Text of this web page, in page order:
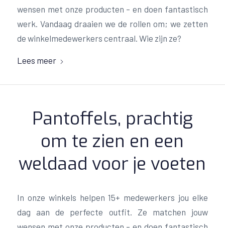
wensen met onze producten – en doen fantastisch
werk. Vandaag draaien we de rollen om; we zetten
de winkelmedewerkers centraal. Wie zijn ze?
Lees meer
Pantoffels, prachtig
om te zien en een
weldaad voor je voeten
In onze winkels helpen 15+ medewerkers jou elke
dag aan de perfecte outfit. Ze matchen jouw